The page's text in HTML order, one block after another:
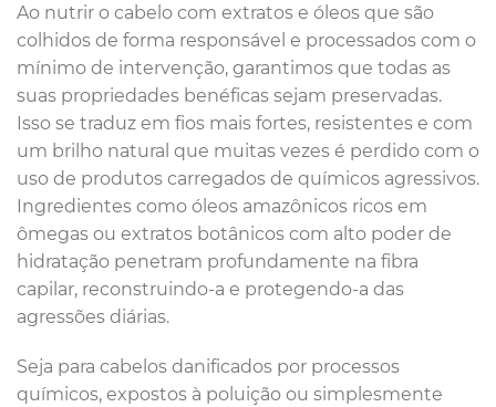
Ao nutrir o cabelo com extratos e óleos que são
colhidos de forma responsável e processados com o
mínimo de intervenção, garantimos que todas as
suas propriedades benéficas sejam preservadas.
Isso se traduz em fios mais fortes, resistentes e com
um brilho natural que muitas vezes é perdido com o
uso de produtos carregados de químicos agressivos.
Ingredientes como óleos amazônicos ricos em
ômegas ou extratos botânicos com alto poder de
hidratação penetram profundamente na fibra
capilar, reconstruindo-a e protegendo-a das
agressões diárias.
Seja para cabelos danificados por processos
químicos, expostos à poluição ou simplesmente